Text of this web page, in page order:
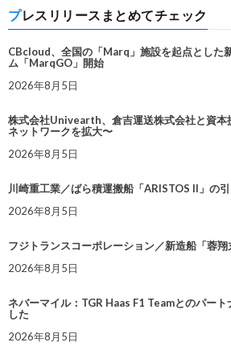
プレスリリースまとめてチェック
CBcloud、全国の「Marq」施設を起点とした
ム「MarqGO」開始
2026年8月5日
株式会社Univearth、倉吉運送株式会社と資本
ネットワークを拡大〜
2026年8月5日
川崎重工業／ばら積運搬船「ARISTOS II」の
2026年8月5日
フジトランスコーポレーション／新造船「蓉翔
2026年8月5日
ネバーマイル：TGR Haas F1 Teamとのパー
した
2026年8月5日